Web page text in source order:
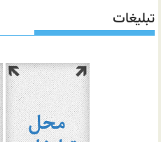
تبلیغات